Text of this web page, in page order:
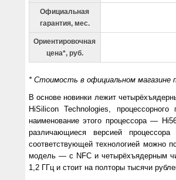
Официальная
гарантия, мес.
Ориентировочная
цена*, руб.
* Стоимость в официальном магазине
В основе новинки лежит
HiSilicon Technologies,
наименование этого процессора —
различающиеся версией
соответствующей технологией можно
модель — с NFC и четырёхъядерным
1,2 ГГц и стоит на полторы тысячи